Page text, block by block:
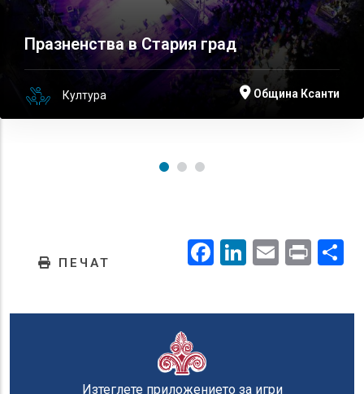
Празненства в Стария град
Култура Община Ксанти
ПЕЧАТ Facebook
LinkedIn
EmailPrint
Изтеглете приложението за игри